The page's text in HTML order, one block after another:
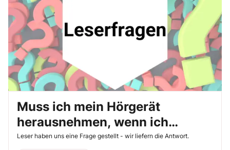
Muss ich mein Hörgerät
herausnehmen, wenn ich
Kapselgehörschutz trage?
Leser haben uns eine Frage gestellt - wir liefern die Antwort.